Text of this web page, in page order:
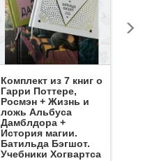
Комплект из 7 книг о
Гарри Поттере,
Росмэн + Жизнь и
ложь Альбуса
Дамблдора +
История магии.
Батильда Бэгшот.
Учебники Хогвартса